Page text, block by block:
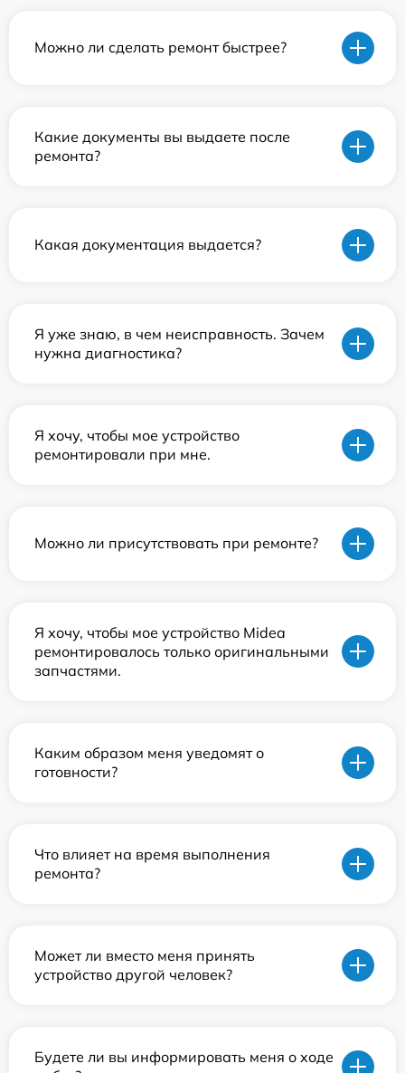
Можно ли сделать ремонт быстрее?
Какие документы вы выдаете после
ремонта?
Какая документация выдается?
Я уже знаю, в чем неисправность. Зачем
нужна диагностика?
Я хочу, чтобы мое устройство
ремонтировали при мне.
Можно ли присутствовать при ремонте?
Я хочу, чтобы мое устройство Midea
ремонтировалось только оригинальными
запчастями.
Каким образом меня уведомят о
готовности?
Что влияет на время выполнения
ремонта?
Может ли вместо меня принять
устройство другой человек?
Будете ли вы информировать меня о ходе